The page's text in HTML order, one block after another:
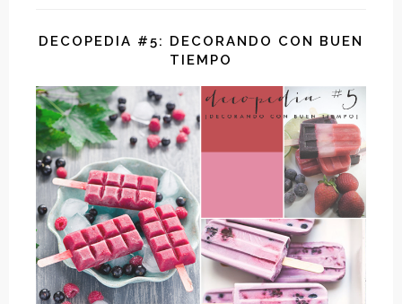
DECOPEDIA #5: DECORANDO CON BUEN
TIEMPO